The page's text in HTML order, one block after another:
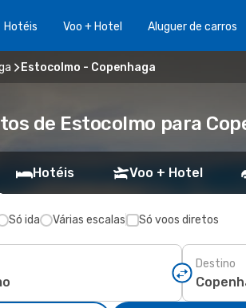
Hotéis Voo + Hotel Aluguer de carros
Estocolmo - Copenhaga
de Estocolmo para
Hotéis Voo + Hotel
Só ida Várias escalas Só voos diretos
Destino